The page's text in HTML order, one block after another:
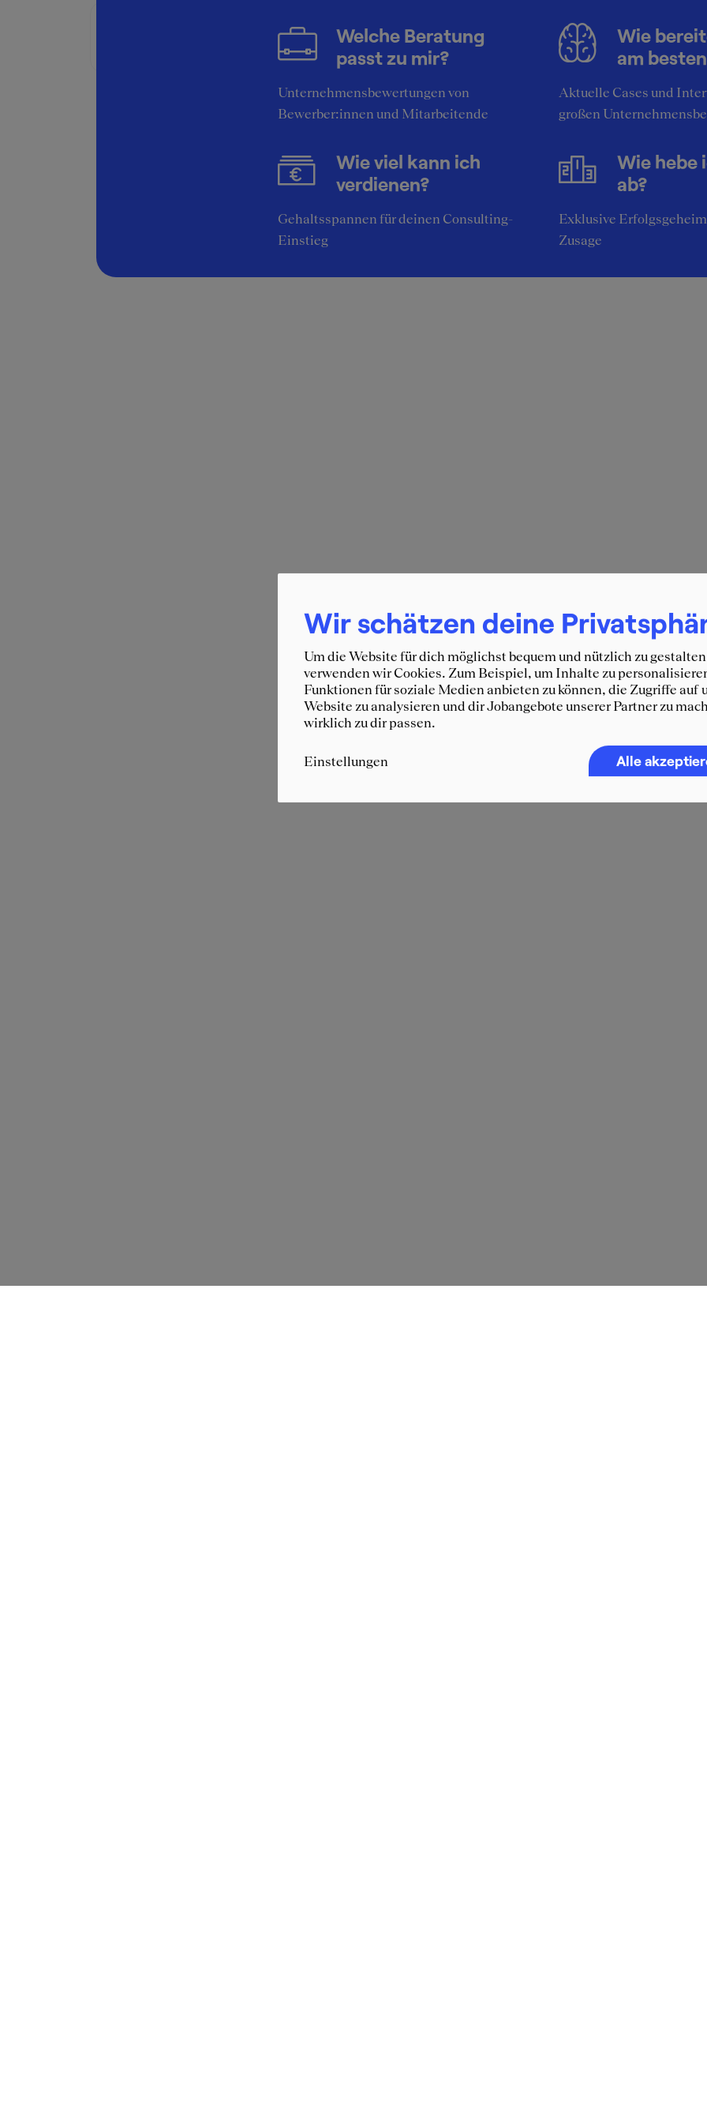
18000 €
Welche Beratung
passt zu mir?
Unternehmensbewertungen von
Bewerber:innen und Mitarbeitende
Wie
am
Aktuelle Cases und
großen
Wie viel kann ich
verdienen?
Gehaltsspannen für deinen Consulting-
Einstieg
Wie hebe
ab?
Exklusive
Zusage
Wir schätzen deine
Um die Website für dich möglichst bequem und nützlich zu
verwenden wir Cookies. Zum Beispiel, um Inhalte zu
Funktionen für soziale Medien anbieten zu können, die Zugriffe auf
Website zu analysieren und dir Jobangebote unserer Partner zu
wirklich zu dir passen.
Einstellungen Alle